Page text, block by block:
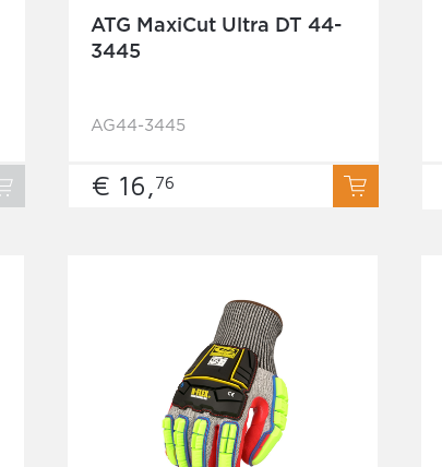
ATG MaxiCut Ultra DT 44-
3445
AG44-3445
€ 16,76